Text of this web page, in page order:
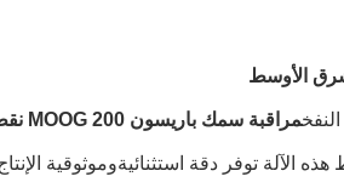
مراقبة سمك باريسون MOOG 200 نقطة
توفر دقة استثنائيةوموثوقية